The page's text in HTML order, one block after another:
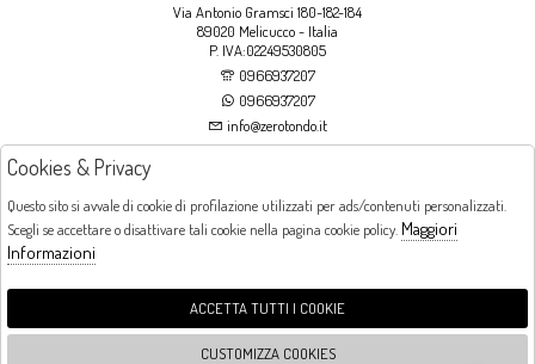
Via Antonio Gramsci 180-182-184
89020 Melicucco - Italia
P. IVA:02249530805
0966937207
0966937207
info@zerotondo.it
Orari di apertura
LUNEDI: CHIUSO LA MATTINA - DALLE 16:00 ALLE 20:00 DAL MARTEDI AL
Cookies & Privacy
Questo sito si avvale di cookie di profilazione utilizzati per ads/contenuti personalizzati.
Scegli se accettare o disattivare tali cookie nella pagina cookie policy. Maggiori
Informazioni
ACCETTA TUTTI I COOKIE
CUSTOMIZZA COOKIES